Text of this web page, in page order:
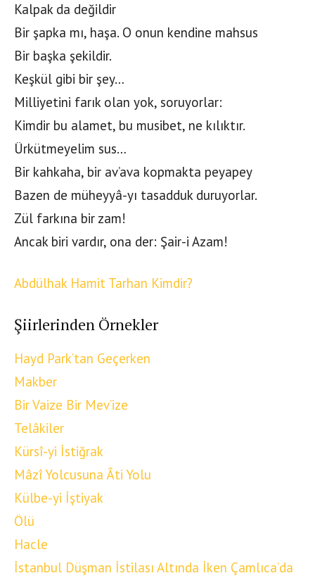
Kalpak da değildir
Bir şapka mı, haşa. O onun kendine mahsus
Bir başka şekildir.
Keşkül gibi bir şey…
Milliyetini farık olan yok, soruyorlar:
Kimdir bu alamet, bu musibet, ne kılıktır.
Ürkütmeyelim sus…
Bir kahkaha, bir av’ava kopmakta peyapey
Bazen de müheyyâ-yı tasadduk duruyorlar.
Zül farkına bir zam!
Ancak biri vardır, ona der: Şair-i Azam!
Abdülhak Hamit Tarhan Kimdir?
Şiirlerinden Örnekler
Hayd Park’tan Geçerken
Makber
Bir Vaize Bir Mev’ize
Telâkiler
Kürsî-yi İstiğrak
Mâzî Yolcusuna Âti Yolu
Külbe-yi İştiyak
Ölü
Hacle
İstanbul Düşman İstilası Altında İken Çamlıca’da